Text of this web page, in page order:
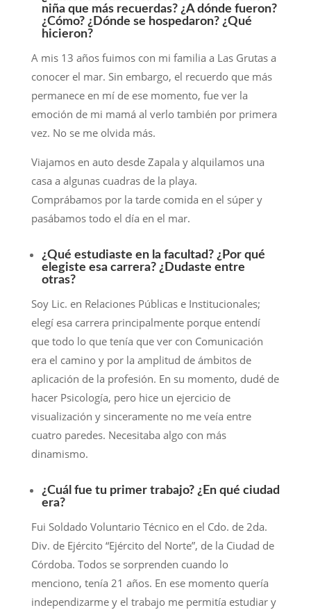
niña que más recuerdas? ¿A dónde fueron?
¿Cómo? ¿Dónde se hospedaron? ¿Qué
hicieron?
A mis 13 años fuimos con mi familia a Las Grutas a
conocer el mar. Sin embargo, el recuerdo que más
permanece en mí de ese momento, fue ver la
emoción de mi mamá al verlo también por primera
vez. No se me olvida más.
Viajamos en auto desde Zapala y alquilamos una
casa a algunas cuadras de la playa.
Comprábamos por la tarde comida en el súper y
pasábamos todo el día en el mar.
¿Qué estudiaste en la facultad? ¿Por qué
elegiste esa carrera? ¿Dudaste entre
otras?
Soy Lic. en Relaciones Públicas e Institucionales;
elegí esa carrera principalmente porque entendí
que todo lo que tenía que ver con Comunicación
era el camino y por la amplitud de ámbitos de
aplicación de la profesión. En su momento, dudé de
hacer Psicología, pero hice un ejercicio de
visualización y sinceramente no me veía entre
cuatro paredes. Necesitaba algo con más
dinamismo.
¿Cuál fue tu primer trabajo? ¿En qué ciudad
era?
Fui Soldado Voluntario Técnico en el Cdo. de 2da.
Div. de Ejército “Ejército del Norte”, de la Ciudad de
Córdoba. Todos se sorprenden cuando lo
menciono, tenía 21 años. En ese momento quería
independizarme y el trabajo me permitía estudiar y